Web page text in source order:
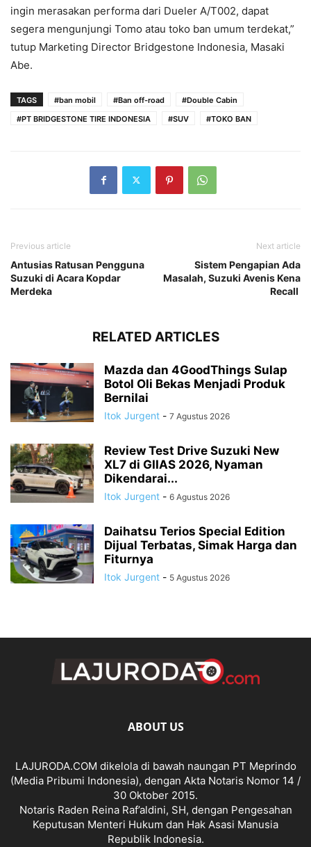
ingin merasakan performa dari Dueler A/T002, dapat
segera mengunjungi Tomo atau toko ban umum terdekat,”
tutup Marketing Director Bridgestone Indonesia, Masaki
Abe.
TAGS #ban mobil #Ban off-road
#Double Cabin
#PT BRIDGESTONE TIRE INDONESIA
#SUV #TOKO BAN
Previous article
Antusias Ratusan Pengguna
Suzuki di Acara Kopdar
Merdeka
Next article
Sistem Pengapian Ada
Masalah, Suzuki Avenis Kena
Recall
RELATED ARTICLES
Mazda dan 4GoodThings Sulap
Botol Oli Bekas Menjadi Produk
Bernilai
Itok Jurgent - 7 Agustus 2026
Review Test Drive Suzuki New
XL7 di GIIAS 2026, Nyaman
Dikendarai...
Itok Jurgent - 6 Agustus 2026
Daihatsu Terios Special Edition
Dijual Terbatas, Simak Harga dan
Fiturnya
Itok Jurgent - 5 Agustus 2026
ABOUT US
LAJURODA.COM dikelola di bawah naungan PT Meprindo
(Media Pribumi Indonesia), dengan Akta Notaris Nomor 14 /
30 Oktober 2015.
Notaris Raden Reina Raf’aldini, SH, dengan Pengesahan
Keputusan Menteri Hukum dan Hak Asasi Manusia
Republik Indonesia.